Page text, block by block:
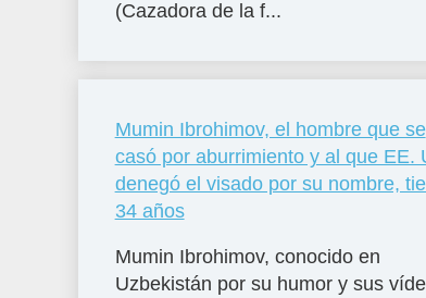
(Cazadora de la f...
Mumin Ibrohimov, el hombre que se
casó por aburrimiento y al que EE.
denegó el visado por su nombre,
34 años
Mumin Ibrohimov, conocido en
Uzbekistán por su humor y sus